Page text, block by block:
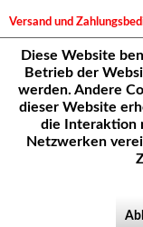
Versand und
Diese Website
Betrieb der
werden. Andere
dieser Website
die Interaktion
Netzwerken